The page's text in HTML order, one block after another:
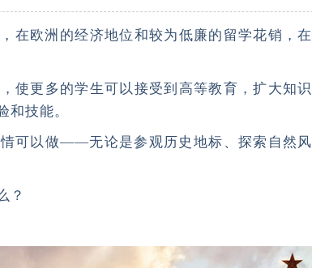
在欧洲的经济地位和较为低廉的留学花销，
使更多的学生可以接受到高等教育，扩大知
和技能。
可以做——无论是参观历史地标、探索自然
？